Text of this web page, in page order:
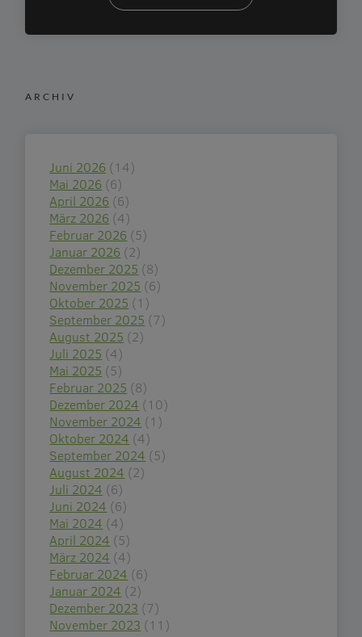
ARCHIV
Juni 2026 (14)
Mai 2026 (6)
April 2026 (6)
März 2026 (4)
Februar 2026 (5)
Januar 2026 (2)
Dezember 2025 (8)
November 2025 (6)
Oktober 2025 (1)
September 2025 (7)
August 2025 (2)
Juli 2025 (4)
Mai 2025 (5)
Februar 2025 (8)
Dezember 2024 (10)
November 2024 (1)
Oktober 2024 (4)
September 2024 (5)
August 2024 (2)
Juli 2024 (6)
Juni 2024 (6)
Mai 2024 (4)
April 2024 (5)
März 2024 (4)
Februar 2024 (6)
Januar 2024 (2)
Dezember 2023 (7)
November 2023 (11)